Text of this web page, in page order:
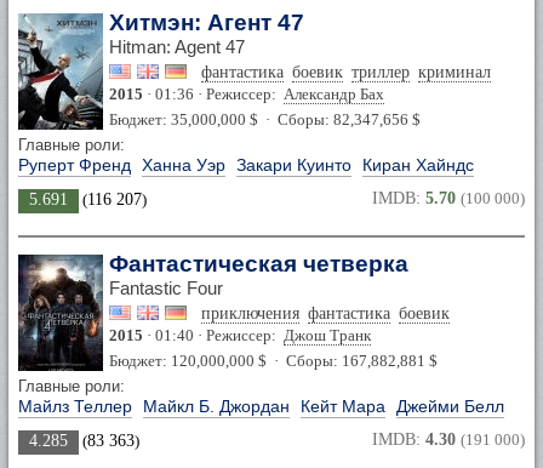
Хитмэн: Агент 47
Hitman: Agent 47
фантастика боевик триллер криминал
2015 · 01:36 · Режиссер: Александр Бах
Бюджет: 35,000,000 $ · Сборы: 82,347,656 $
Главные роли:
Руперт Френд Ханна Уэр Закари Куинто Киран Хайндс
5.691 (116 207) IMDB: 5.70 (100 000)
Фантастическая четверка
Fantastic Four
приключения фантастика боевик
2015 · 01:40 · Режиссер: Джош Транк
Бюджет: 120,000,000 $ · Сборы: 167,882,881 $
Главные роли:
Майлз Теллер Майкл Б. Джордан Кейт Мара Джейми Белл
4.285 (83 363) IMDB: 4.30 (191 000)